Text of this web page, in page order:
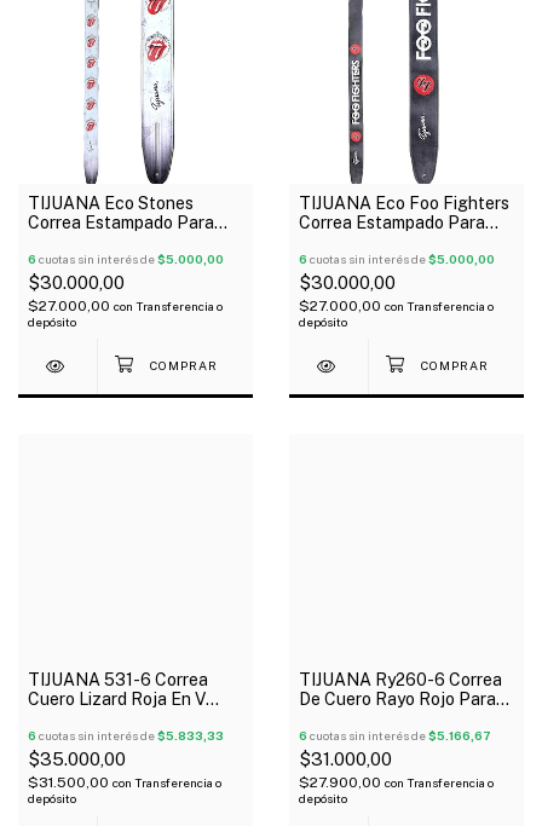
TIJUANA Eco Stones
Correa Estampado Para
6 cuotas sin interés de$5.000,00
$30.000,00
$27.000,00 con Transferencia o
depósito
TIJUANA Eco Foo Fighters
Correa Estampado Para
6 cuotas sin interés de$5.000,00
$30.000,00
$27.000,00 con Transferencia o
depósito
TIJUANA 531-6 Correa
Cuero Lizard Roja En V
6 cuotas sin interés de$5.833,33
$35.000,00
$31.500,00 con Transferencia o
depósito
TIJUANA Ry260-6 Correa
De Cuero Rayo Rojo Para
6 cuotas sin interés de$5.166,67
$31.000,00
$27.900,00 con Transferencia o
depósito